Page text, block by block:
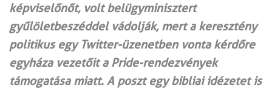
képviselőnőt, volt belügyminisztert
gyűlöletbeszéddel vádolják, mert a keresztény
politikus egy Twitter-üzenetben vonta kérdőre
egyháza vezetőit a Pride-rendezvények
támogatása miatt. A poszt egy bibliai idézetet is